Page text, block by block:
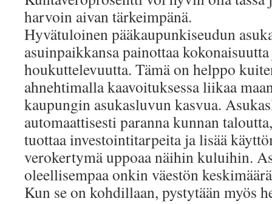
harvoin aivan tärkeimpänä.
Hyvätuloinen pääkaupunkiseudun
asuinpaikkansa painottaa
houkuttelevuutta. Tämä on helppo
ahnehtimalla kaavoituksessa liikaa
kaupungin asukasluvun kasvua.
automaattisesti paranna kunnan
tuottaa investointitarpeita ja lisää
verokertymä uppoaa näihin kuluihin.
oleellisempaa onkin väestön
Kun se on kohdillaan, pystytään myös